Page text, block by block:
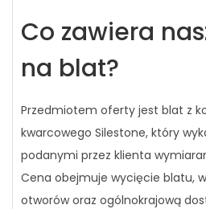
Co zawiera
na blat?
Przedmiotem oferty jest blat z
kwarcowego Silestone, który
podanymi przez klienta
Cena obejmuje wycięcie blatu,
otworów oraz ogólnokrajową